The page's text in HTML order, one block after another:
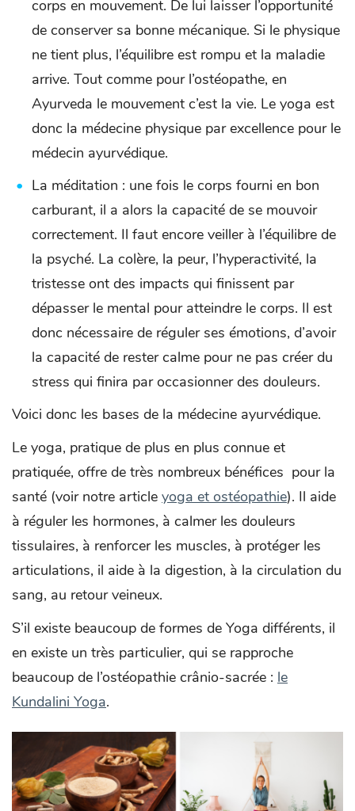
corps en mouvement. De lui laisser l’opportunité
de conserver sa bonne mécanique. Si le physique
ne tient plus, l’équilibre est rompu et la maladie
arrive. Tout comme pour l’ostéopathe, en
Ayurveda le mouvement c’est la vie. Le yoga est
donc la médecine physique par excellence pour le
médecin ayurvédique.
La méditation : une fois le corps fourni en bon
carburant, il a alors la capacité de se mouvoir
correctement. Il faut encore veiller à l’équilibre de
la psyché. La colère, la peur, l’hyperactivité, la
tristesse ont des impacts qui finissent par
dépasser le mental pour atteindre le corps. Il est
donc nécessaire de réguler ses émotions, d’avoir
la capacité de rester calme pour ne pas créer du
stress qui finira par occasionner des douleurs.
Voici donc les bases de la médecine ayurvédique.
Le yoga, pratique de plus en plus connue et
pratiquée, offre de très nombreux bénéfices pour la
santé (voir notre article yoga et ostéopathie). Il aide
à réguler les hormones, à calmer les douleurs
tissulaires, à renforcer les muscles, à protéger les
articulations, il aide à la digestion, à la circulation du
sang, au retour veineux.
S’il existe beaucoup de formes de Yoga différents, il
en existe un très particulier, qui se rapproche
beaucoup de l’ostéopathie crânio-sacrée : le
Kundalini Yoga.